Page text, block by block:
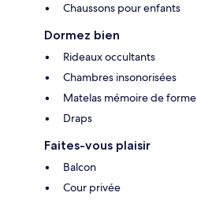
Chaussons pour enfants
Dormez bien
Rideaux occultants
Chambres insonorisées
Matelas mémoire de forme
Draps
Faites-vous plaisir
Balcon
Cour privée